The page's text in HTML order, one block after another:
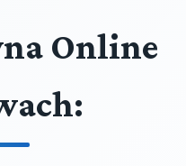
Online